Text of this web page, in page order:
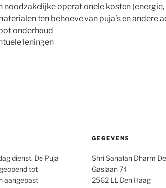
noodzakelijke operationele kosten (energie,
ten behoeve van puja’s en andere
onderhoud
leningen
dienst. De Puja
tot
aangepast
GEGEVENS
Shri Sanatan Dharm
Gaslaan 74
2562 LL Den Haag